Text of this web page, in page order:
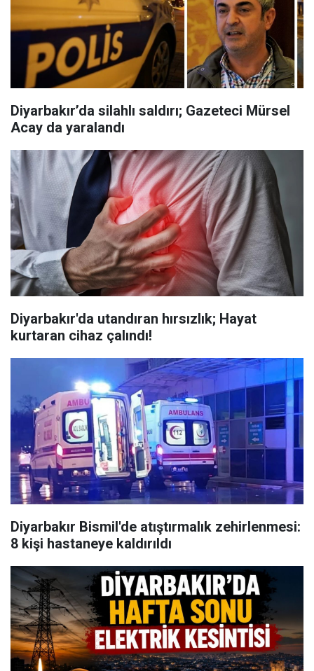
Diyarbakır’da silahlı saldırı; Gazeteci Mürsel
Acay da yaralandı
Diyarbakır'da utandıran hırsızlık; Hayat
kurtaran cihaz çalındı!
Diyarbakır Bismil'de atıştırmalık zehirlenmesi:
8 kişi hastaneye kaldırıldı